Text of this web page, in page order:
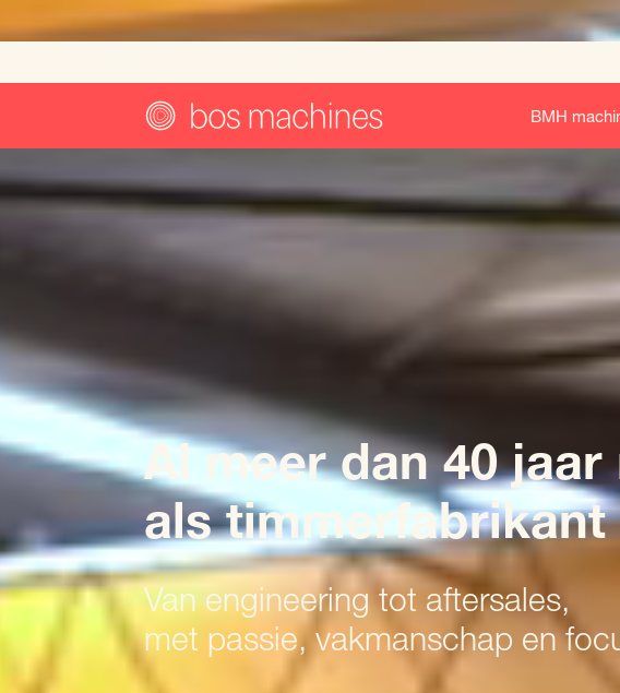
BMH
Al meer dan 40
als timmerfabrikant
Van engineering tot aftersales,
met passie, vakmanschap en